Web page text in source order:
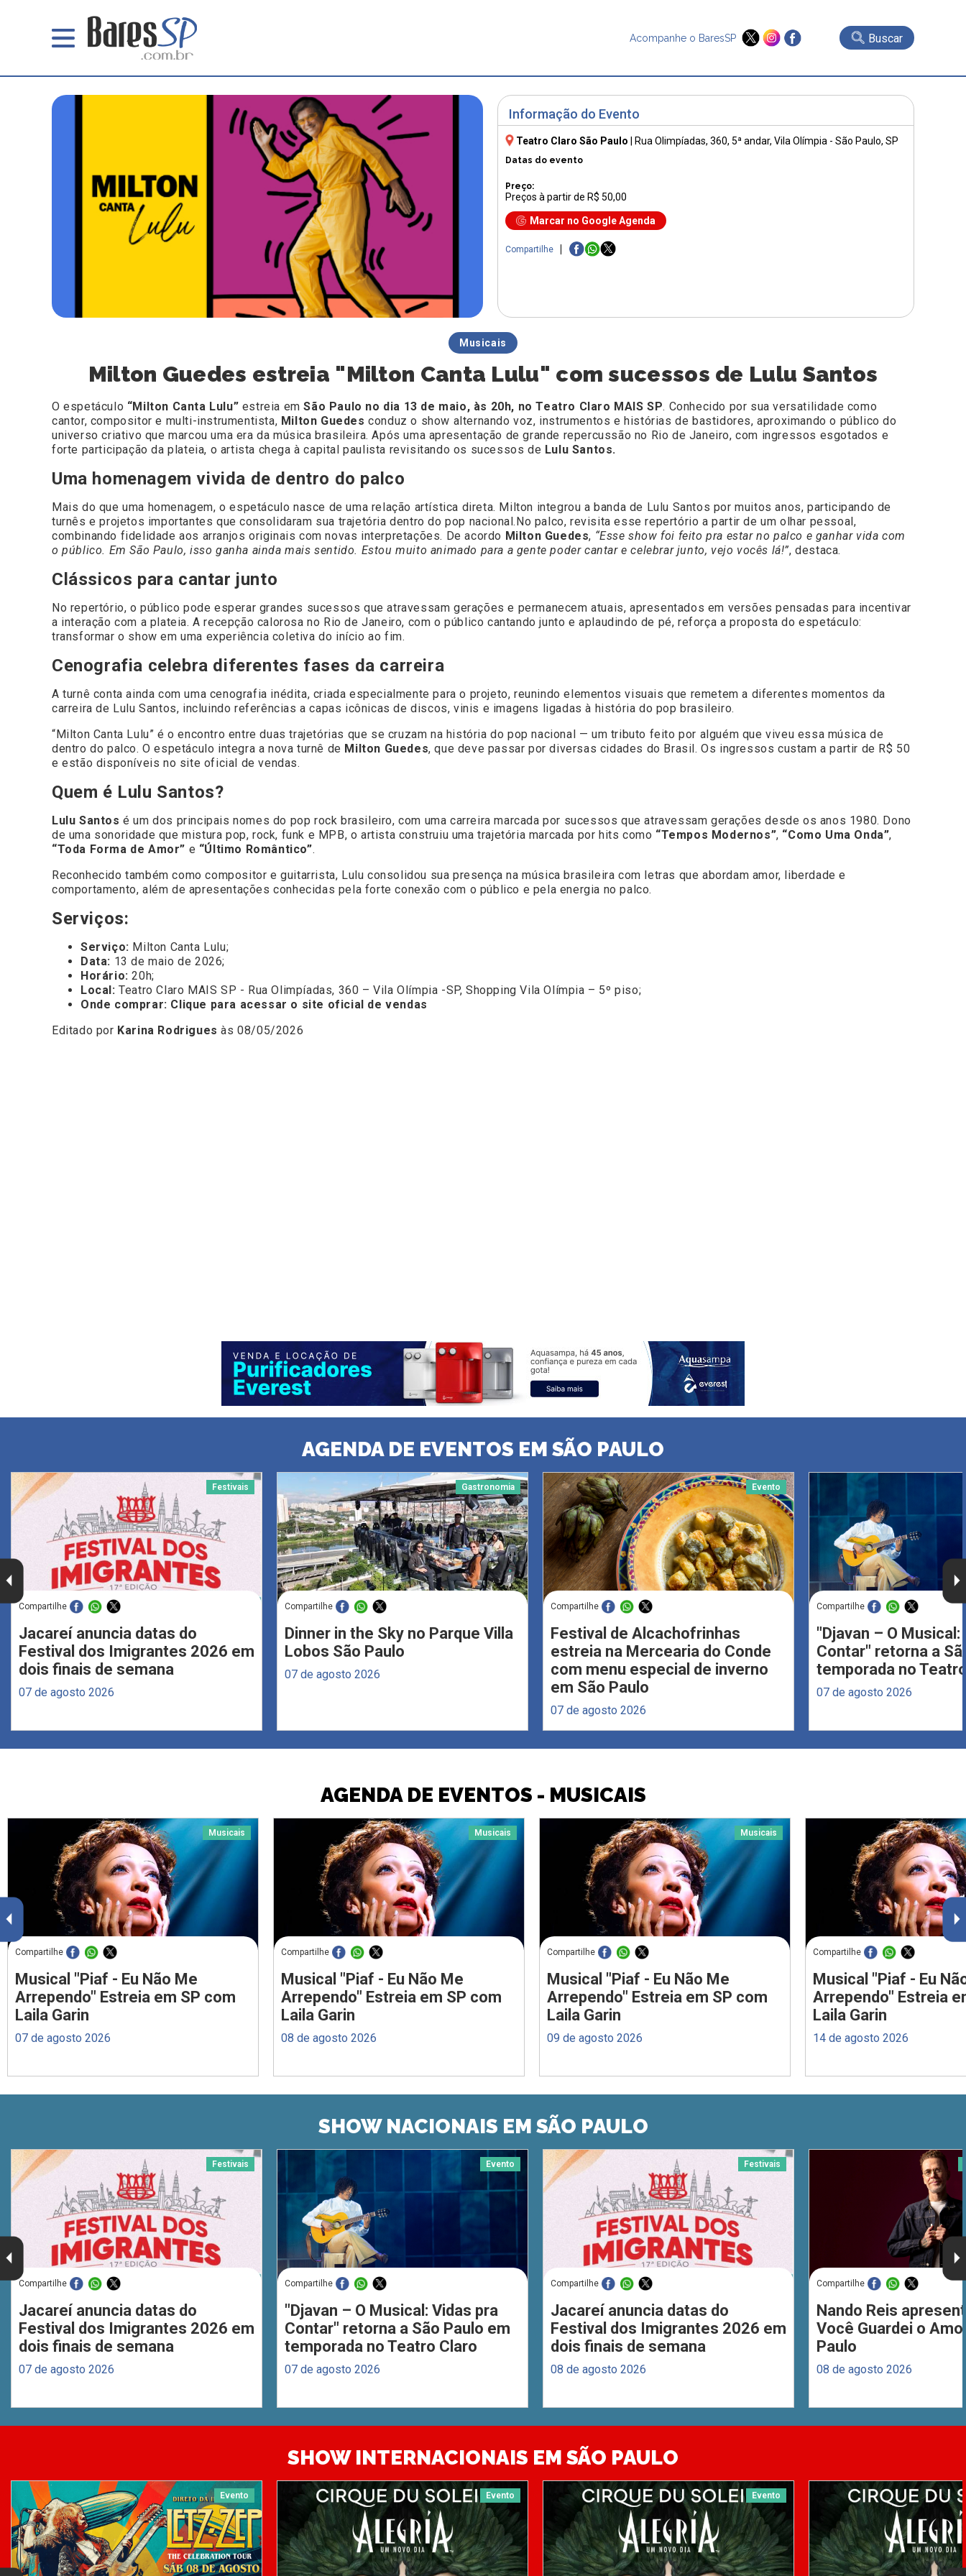
Acompanhe o BaresSP Buscar
Informação do Evento
Teatro Claro São Paulo Rua Olimpíadas, 360, 5ª andar, Vila Olímpia - São Paulo, SP
Datas do evento
Preço:
Preços à partir de R$ 50,00
Marcar no Google Agenda
Compartilhe
Musicais
Milton Guedes estreia "Milton Canta Lulu" com sucessos de Lulu Santos
O espetáculo “Milton Canta Lulu” estreia emSão Paulo no dia 13 de maio, às 20h, no Teatro Claro MAIS SP. Conhecido por sua versatilidade como
cantor, compositor e multi-instrumentista, Milton Guedesconduz o show alternando voz, instrumentos e histórias de bastidores, aproximando o público do
universo criativo que marcou uma era da música brasileira. Após uma apresentação de grande repercussão no Rio de Janeiro, com ingressos esgotados e
forte participação da plateia, o artista chega à capital paulista revisitando os sucessos de Lulu Santos.
Uma homenagem vivida de dentro do palco
Mais do que uma homenagem, o espetáculo nasce de uma relação artística direta. Milton integrou a banda de Lulu Santos por muitos anos, participando de
turnês e projetos importantes que consolidaram sua trajetória dentro do pop nacional.No palco, revisita esse repertório a partir de um olhar pessoal,
combinando fidelidade aos arranjos originais com novas interpretações. De acordo Milton Guedes, “Esse show foi feito pra estar no palco e ganhar vida com
o público. Em São Paulo, isso ganha ainda mais sentido. Estou muito animado para a gente poder cantar e celebrar junto, vejo vocês lá!”, destaca.
Clássicos para cantar junto
No repertório, o público pode esperar grandes sucessos que atravessam gerações e permanecem atuais, apresentados em versões pensadas para incentivar
a interação com a plateia. A recepção calorosa no Rio de Janeiro, com o público cantando junto e aplaudindo de pé, reforça a proposta do espetáculo:
transformar o show em uma experiência coletiva do início ao fim.
Cenografia celebra diferentes fases da carreira
A turnê conta ainda com uma cenografia inédita, criada especialmente para o projeto, reunindo elementos visuais que remetem a diferentes momentos da
carreira de Lulu Santos, incluindo referências a capas icônicas de discos, vinis e imagens ligadas à história do pop brasileiro.
“Milton Canta Lulu” é o encontro entre duas trajetórias que se cruzam na história do pop nacional — um tributo feito por alguém que viveu essa música de
dentro do palco. O espetáculo integra a nova turnê de Milton Guedes, que deve passar por diversas cidades do Brasil. Os ingressos custam a partir de R$ 50
e estão disponíveis no site oficial de vendas.
Quem é Lulu Santos?
Lulu Santos é um dos principais nomes do pop rock brasileiro, com uma carreira marcada por sucessos que atravessam gerações desde os anos 1980. Dono
de uma sonoridade que mistura pop, rock, funk e MPB, o artista construiu uma trajetória marcada por hits como “Tempos Modernos”, “Como Uma Onda”,
“Toda Forma de Amor” e “Último Romântico”.
Reconhecido também como compositor e guitarrista, Lulu consolidou sua presença na música brasileira com letras que abordam amor, liberdade e
comportamento, além de apresentações conhecidas pela forte conexão com o público e pela energia no palco.
Serviços:
Serviço: Milton Canta Lulu;
Data: 13 de maio de 2026;
Horário:20h;
Local:Teatro Claro MAIS SP - Rua Olimpíadas, 360 – Vila Olímpia -SP, Shopping Vila Olímpia – 5º piso;
Onde comprar: Clique para acessar o site oficial de vendas
Editado por Karina Rodrigues às 08/05/2026
AGENDA DE EVENTOS EM SÃO PAULO
Festivais
Compartilhe
Jacareí anuncia datas do
Festival dos Imigrantes 2026 em
dois finais de semana
07 de agosto 2026
Gastronomia
Compartilhe
Dinner in the Sky no Parque Villa
Lobos São Paulo
07 de agosto 2026
Evento
Compartilhe
Festival de Alcachofrinhas
estreia na Mercearia do Conde
com menu especial de inverno
em São Paulo
07 de agosto 2026
Compartilhe
"Djavan – O Musical:
Contar" retorna a
temporada no
07 de agosto 2026
AGENDA DE EVENTOS - MUSICAIS
Musicais
Compartilhe
Musical "Piaf - Eu Não Me
Arrependo" Estreia em SP com
Laila Garin
07 de agosto 2026
Musicais
Compartilhe
Musical "Piaf - Eu Não Me
Arrependo" Estreia em SP com
Laila Garin
08 de agosto 2026
Musicais
Compartilhe
Musical "Piaf - Eu Não Me
Arrependo" Estreia em SP com
Laila Garin
09 de agosto 2026
Compartilhe
Musical "Piaf - Eu
Arrependo" Estreia
Laila Garin
14 de agosto 2026
SHOW NACIONAIS EM SÃO PAULO
Festivais
Compartilhe
Jacareí anuncia datas do
Festival dos Imigrantes 2026 em
dois finais de semana
07 de agosto 2026
Evento
Compartilhe
"Djavan – O Musical: Vidas pra
Contar" retorna a São Paulo em
temporada no Teatro Claro
07 de agosto 2026
Festivais
Compartilhe
Jacareí anuncia datas do
Festival dos Imigrantes 2026 em
dois finais de semana
08 de agosto 2026
Compartilhe
Nando Reis
Você Guardei o
Paulo
08 de agosto 2026
SHOW INTERNACIONAIS EM SÃO PAULO
Evento Evento Evento